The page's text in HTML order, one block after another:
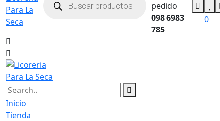
pedido
098 6983
785
0
Inicio
Tienda